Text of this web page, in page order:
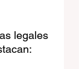
legales